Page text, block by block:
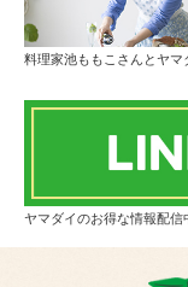
料理家池ももこさんとヤマ
ヤマダイのお得な情報配信